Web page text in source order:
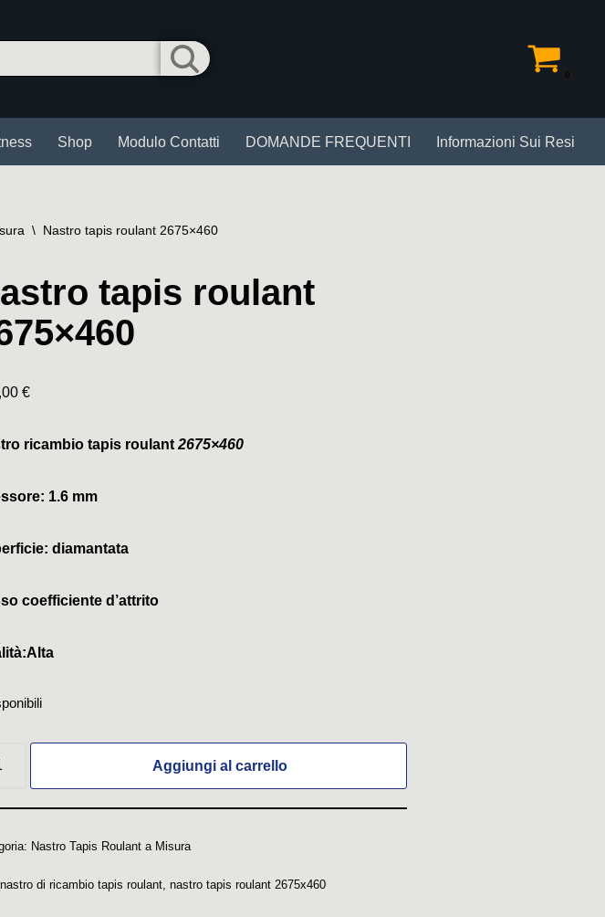
Shop Modulo Contatti DOMANDE FREQUENTI Informazioni Sui Resi
\ Nastro tapis roulant 2675×460
tapis roulant
€
ricambio tapis roulant2675×460
1.6 mm
diamantata
coefficiente d’attrito
Aggiungi al carrello
Nastro Tapis Roulant a Misura
nastro di ricambio tapis roulant ,nastro tapis roulant 2675x460